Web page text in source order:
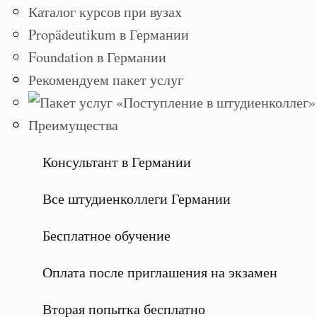
Каталог курсов при вузах
Propädeutikum в Германии
Foundation в Германии
Рекомендуем пакет услуг
Преимущества
Консультант в Германии
Все штудиенколлеги Германии
Бесплатное обучение
Оплата после приглашения на экзамен
Вторая попытка бесплатно